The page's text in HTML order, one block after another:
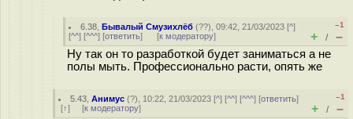
6.38 ,Бывалый Смузихлёб (??), 09:42, 21/03/2023 [^]
[^^] [^^^] [ответить] [к модератору]
–1
+ / –
Ну так он то разработкой будет заниматься а не
полы мыть. Профессионально расти, опять же
5.43 ,Анимус (?), 10:22, 21/03/2023 [^] [^^] [^^^] [ответить]
[↑] [к модератору]
–1
+ / –